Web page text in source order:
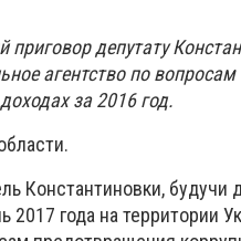
депутату
агентство по вопросам
за 2016 год.
Константиновки, будучи
2017 года на территории